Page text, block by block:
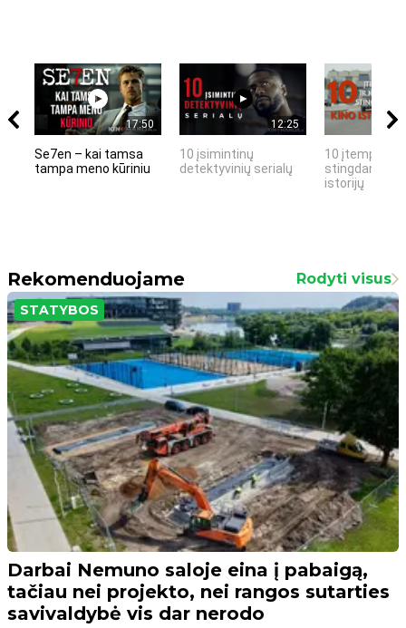
17:50
Se7en – kai tamsa
tampa meno kūriniu
12:25
10 įsimintinų
detektyvinių serialų
10 įtemptų,
stingdančių
istorijų
Rekomenduojame Rodyti visus
STATYBOS
Darbai Nemuno saloje eina į pabaigą,
tačiau nei projekto, nei rangos sutarties
savivaldybė vis dar nerodo